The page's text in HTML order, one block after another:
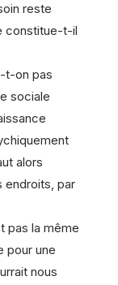
reste
constitue-t-il
t-on pas
sociale
alors
endroits, par
pas la même
pour une
nous